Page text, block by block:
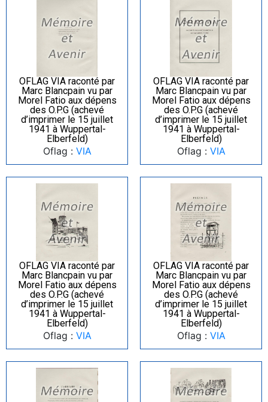
OFLAG VIA raconté par
Marc Blancpain vu par
Morel Fatio aux dépens
des O.P.G (achevé
d’imprimer le 15 juillet
1941 à Wuppertal-
Elberfeld)
Oflag : VIA
OFLAG VIA raconté par
Marc Blancpain vu par
Morel Fatio aux dépens
des O.P.G (achevé
d’imprimer le 15 juillet
1941 à Wuppertal-
Elberfeld)
Oflag : VIA
OFLAG VIA raconté par
Marc Blancpain vu par
Morel Fatio aux dépens
des O.P.G (achevé
d’imprimer le 15 juillet
1941 à Wuppertal-
Elberfeld)
Oflag : VIA
OFLAG VIA raconté par
Marc Blancpain vu par
Morel Fatio aux dépens
des O.P.G (achevé
d’imprimer le 15 juillet
1941 à Wuppertal-
Elberfeld)
Oflag : VIA